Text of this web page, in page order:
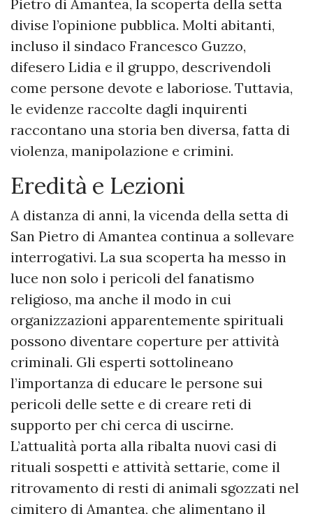
Pietro di Amantea, la scoperta della setta
divise l’opinione pubblica. Molti abitanti,
incluso il sindaco Francesco Guzzo,
difesero Lidia e il gruppo, descrivendoli
come persone devote e laboriose. Tuttavia,
le evidenze raccolte dagli inquirenti
raccontano una storia ben diversa, fatta di
violenza, manipolazione e crimini.
Eredità e Lezioni
A distanza di anni, la vicenda della setta di
San Pietro di Amantea continua a sollevare
interrogativi. La sua scoperta ha messo in
luce non solo i pericoli del fanatismo
religioso, ma anche il modo in cui
organizzazioni apparentemente spirituali
possono diventare coperture per attività
criminali. Gli esperti sottolineano
l’importanza di educare le persone sui
pericoli delle sette e di creare reti di
supporto per chi cerca di uscirne.
L’attualità porta alla ribalta nuovi casi di
rituali sospetti e attività settarie, come il
ritrovamento di resti di animali sgozzati nel
cimitero di Amantea, che alimentano il